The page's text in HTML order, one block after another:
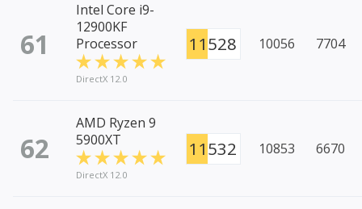
61
Intel Core i9-
12900KF
Processor
DirectX 12.0
11528 10056 7704
62
AMD Ryzen 9
5900XT
DirectX 12.0
11532 10853 6670